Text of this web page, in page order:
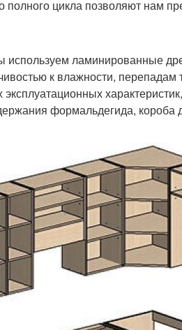
полного цикла позволяют нам
используем ламинированные
к влажности,
формальдегида,